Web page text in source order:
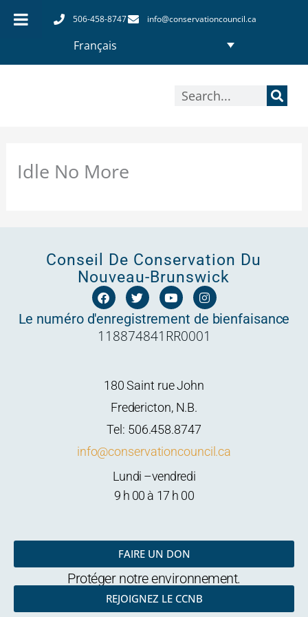
Aller
506-458-8747 info@conservationcouncil.ca
Français
Rechercher
Idle No More
Conseil De Conservation Du
Nouveau-Brunswick
F
a
c
e
b
T
w
i
t
t
Y
o
u
t
u
I
n
s
t
a
Le numéro d'enregistrement de bienfaisance
118874841RR0001
180 Saint rue John
Fredericton, N.B.
Tel: 506.458.8747
info@conservationcouncil.ca
Lundi –vendredi
9 h 00 à 17 h 00
FAIRE UN DON
Protéger notre environnement.
REJOIGNEZ LE CCNB